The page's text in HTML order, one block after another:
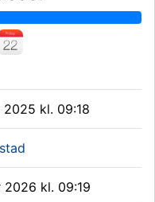
2025 kl. 09:18
2026 kl. 09:19